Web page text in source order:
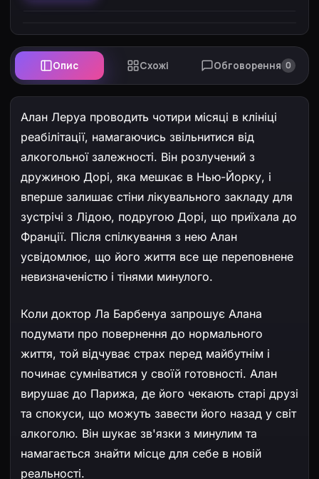
Опис Схожі Обговорення 0
Алан Леруа проводить чотири місяці в клініці
реабілітації, намагаючись звільнитися від
алкогольної залежності. Він розлучений з
дружиною Дорі, яка мешкає в Нью-Йорку, і
вперше залишає стіни лікувального закладу для
зустрічі з Лідою, подругою Дорі, що приїхала до
Франції. Після спілкування з нею Алан
усвідомлює, що його життя все ще переповнене
невизначеністю і тінями минулого.
Коли доктор Ла Барбенуа запрошує Алана
подумати про повернення до нормального
життя, той відчуває страх перед майбутнім і
починає сумніватися у своїй готовності. Алан
вирушає до Парижа, де його чекають старі друзі
та спокуси, що можуть завести його назад у світ
алкоголю. Він шукає зв'язки з минулим та
намагається знайти місце для себе в новій
реальності.